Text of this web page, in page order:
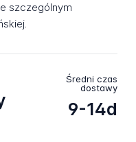
szczególnym
Średni czas
dostawy
9-14d